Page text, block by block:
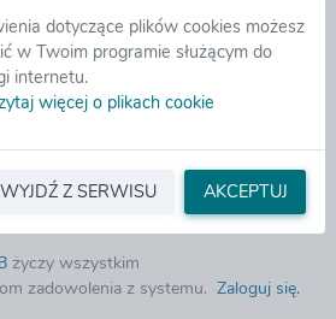
dotyczące plików cookies możesz
w Twoim programie służącym do
internetu.
więcej o plikach cookie
WYJDŹ Z SERWISU AKCEPTUJ
umów można łatwo zarejestrować
wraz z ich aneksami,
zarządzamy obiegiem dokumentów,
akceptować i rozliczać wszystkie faktury
klasyfikować dostawców oraz
dokumentami.Czytaj więcej...
życzy wszystkim
zadowolenia z systemu. Zaloguj się.